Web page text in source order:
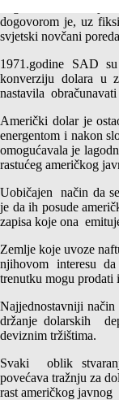
dogovorom je, uz
svjetski novčani
1971.godine SAD
konverziju dolara u
nastavila
Američki dolar je
energentom i nakon
omogućavala je
rastućeg američkog
Uobičajen način da
je da ih posude
zapisa koje ona
Zemlje koje uvoze
njihovom interesu
trenutku mogu
Najjednostavniji
držanje dolarskih
deviznim tržištima.
Svaki oblik
povećava tražnju za
rast američkog